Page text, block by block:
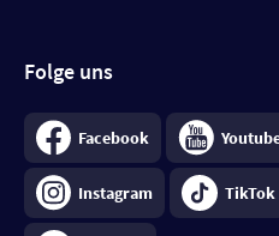
Folge uns
Facebook
Instagram TikTok